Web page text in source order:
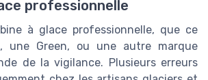
professionnelle
à glace professionnelle, que ce
une Green, ou une autre marque
de la vigilance. Plusieurs erreurs